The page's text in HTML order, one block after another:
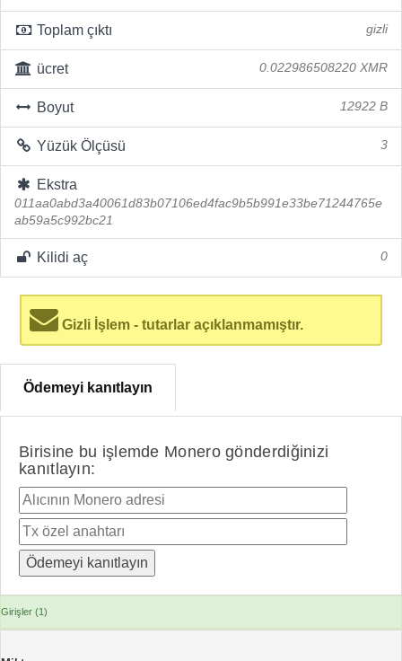
Toplam çıktı gizli
ücret 0.022986508220 XMR
Boyut 12922 B
Yüzük Ölçüsü 3
Ekstra
011aa0abd3a40061d83b07106ed4fac9b5b991e33be71244765e
ab59a5c992bc21
Kilidi aç 0
Gizli İşlem - tutarlar açıklanmamıştır.
Ödemeyi kanıtlayın
Birisine bu işlemde Monero gönderdiğinizi
kanıtlayın:
Girişler (1)